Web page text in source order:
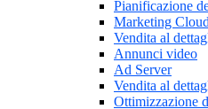
Pianificazione
Marketing
Vendita al
Annunci video
Ad Server
Vendita al
Ottimizzazione